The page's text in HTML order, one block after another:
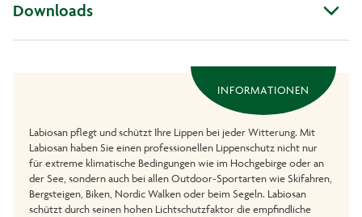
Downloads
INFORMATIONEN
Labiosan pflegt und schützt Ihre Lippen bei jeder Witterung. Mit
Labiosan haben Sie einen professionellen Lippenschutz nicht nur
für extreme klimatische Bedingungen wie im Hochgebirge oder an
der See, sondern auch bei allen Outdoor-Sportarten wie Skifahren,
Bergsteigen, Biken, Nordic Walken oder beim Segeln. Labiosan
schützt durch seinen hohen Lichtschutzfaktor die empfindliche